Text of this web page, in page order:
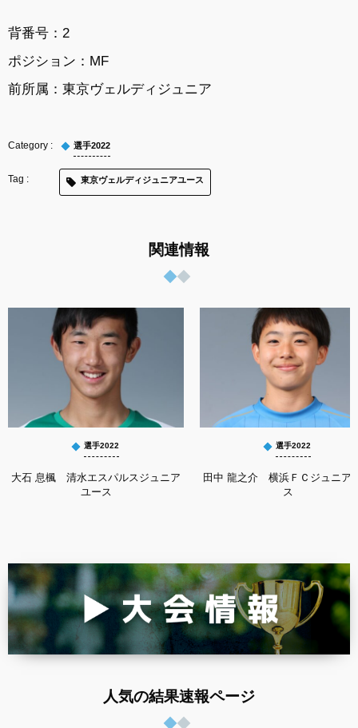
背番号：2
ポジション：MF
前所属： 東京ヴェルディジュニア
選手2022
東京ヴェルディジュニアユース
関連情報
選手2022
大石 息楓 清水エスパルスジュニア
ユース
選手2022
田中 龍之介 横浜ＦＣジュニア
ス
人気の結果速報ページ